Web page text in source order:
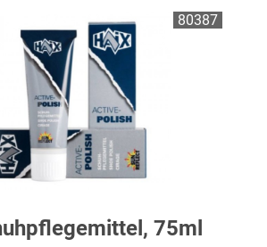
80387
75ml